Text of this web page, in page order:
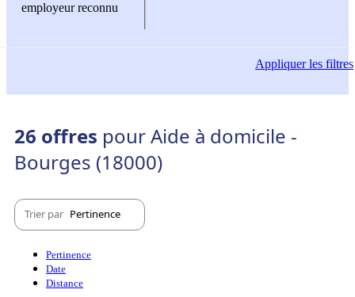
employeur reconnu
Appliquerles filtres
26 offres pour Aide à domicile -
Bourges (18000)
Trier par Pertinence
Pertinence
Date
Distance